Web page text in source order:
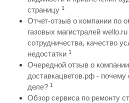
страницу 1
Отчет-отзыв о компании по
газовых магистралей
сотрудничества, качество
недостатки 1
Очередной отзыв о
доставкацветов.рф -
деле? 1
Обзор сервиса по ремонту